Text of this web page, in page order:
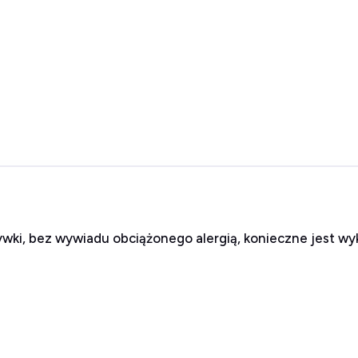
bez wywiadu obciążonego alergią, konieczne jest